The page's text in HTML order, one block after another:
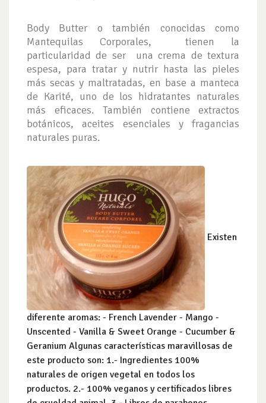
Body Butter o también conocidas como
Mantequilas Corporales, tienen la
particularidad de ser una crema de textura
espesa, para tratar y nutrir hasta las pieles
más secas y maltratadas, en base a manteca
de Karité, uno de los hidratantes naturales
más eficaces. También contiene extractos
botánicos, aceites esenciales y fragancias
naturales puras.
Existen
diferente aromas: - French Lavender - Mango -
Unscented - Vanilla & Sweet Orange - Cucumber &
Geranium Algunas características maravillosas de
este producto son: 1.- Ingredientes 100%
naturales de origen vegetal en todos los
productos. 2.- 100% veganos y certificados libres